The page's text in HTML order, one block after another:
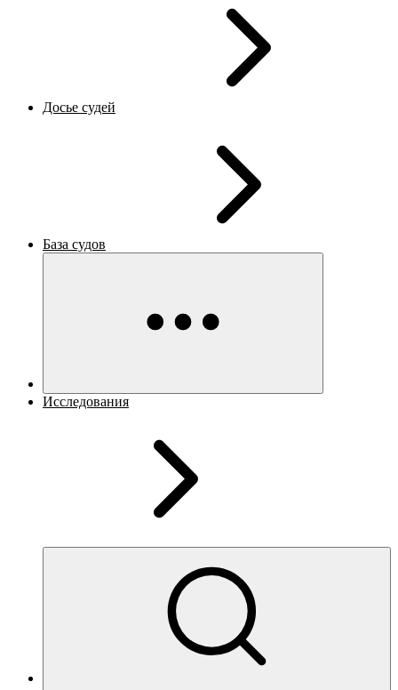
Досье судей
База судов
Исследования